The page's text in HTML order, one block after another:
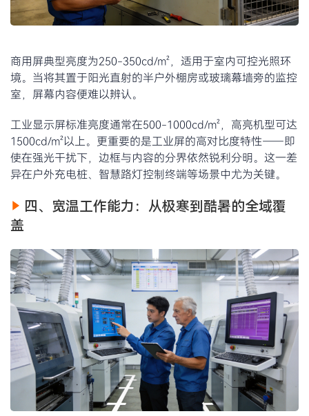
商用屏典型亮度为250-350cd/m²，适用于室内可控光照环
境。当将其置于阳光直射的半户外棚房或玻璃幕墙旁的监控
室，屏幕内容便难以辨认。
工业显示屏标准亮度通常在500-1000cd/m²，高亮机型可达
1500cd/m²以上。更重要的是工业屏的高对比度特性——即
使在强光干扰下，边框与内容的分界依然锐利分明。这一差
异在户外充电桩、智慧路灯控制终端等场景中尤为关键。
四、宽温工作能力：从极寒到酷暑的全域覆
盖